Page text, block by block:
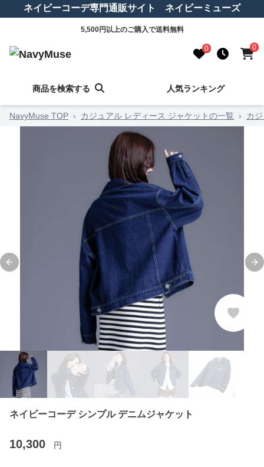
ネイビーコーデ専門通販サイト ネイビーミューズ
5,500円以上のご購入で送料無料
0 0
商品を検索する 人気ランキング
NavyMuse TOP › カジュアル レディース ジャケットの一覧 › カ
Previous slide
ネイビーコーデ シンプル デニムジャケット
10,300 円